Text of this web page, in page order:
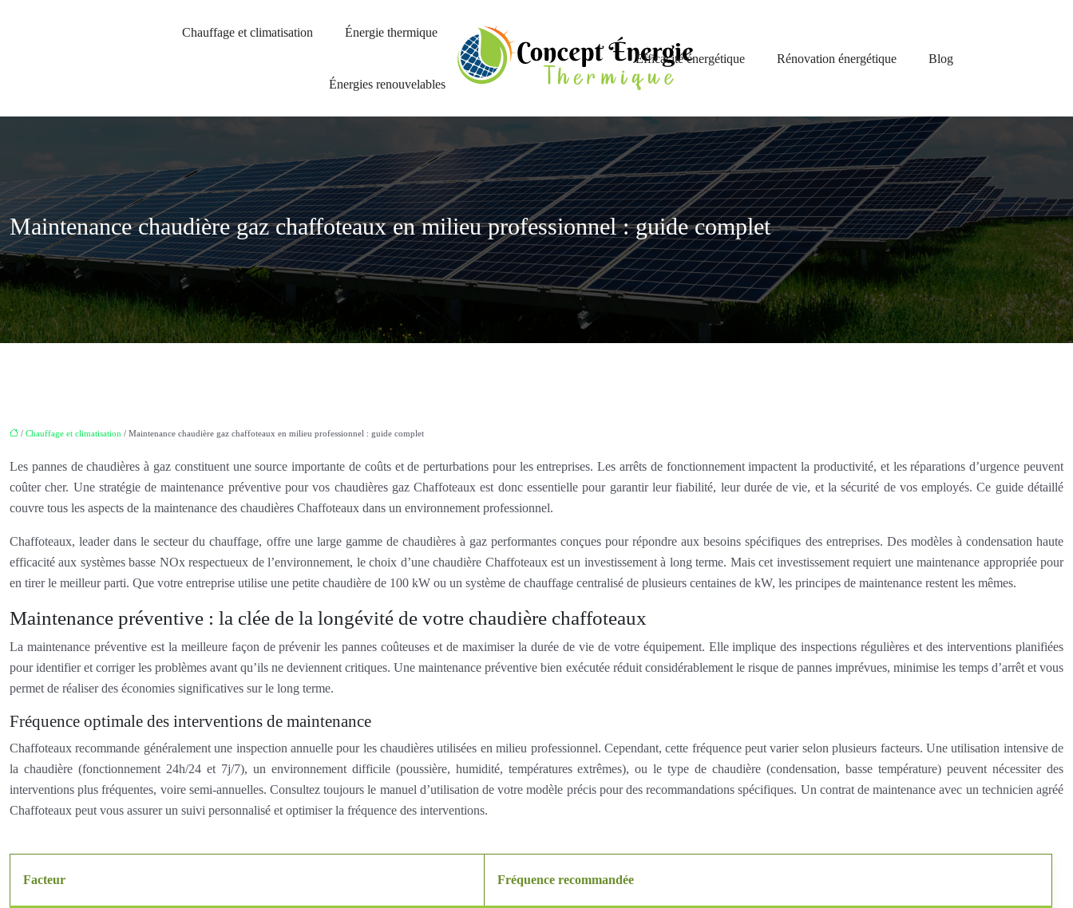
Énergie thermique
Chauffage et climatisation
Énergies renouvelables
Efficacité énergétique Rénovation énergétique Blog
Maintenance chaudière gaz chaffoteaux en milieu professionnel : guide complet
/ Chauffage et climatisation / Maintenance chaudière gaz chaffoteaux en milieu professionnel : guide complet
Les pannes de chaudières à gaz constituent une source importante de coûts et de perturbations pour les entreprises. Les arrêts de fonctionnement impactent la productivité, et les réparations d’urgence peuvent
coûter cher. Une stratégie de maintenance préventive pour vos chaudières gaz Chaffoteaux est donc essentielle pour garantir leur fiabilité, leur durée de vie, et la sécurité de vos employés. Ce guide détaillé
couvre tous les aspects de la maintenance des chaudières Chaffoteaux dans un environnement professionnel.
Chaffoteaux, leader dans le secteur du chauffage, offre une large gamme de chaudières à gaz performantes conçues pour répondre aux besoins spécifiques des entreprises. Des modèles à condensation haute
efficacité aux systèmes basse NOx respectueux de l’environnement, le choix d’une chaudière Chaffoteaux est un investissement à long terme. Mais cet investissement requiert une maintenance appropriée pour
en tirer le meilleur parti. Que votre entreprise utilise une petite chaudière de 100 kW ou un système de chauffage centralisé de plusieurs centaines de kW, les principes de maintenance restent les mêmes.
Maintenance préventive : la clée de la longévité de votre chaudière chaffoteaux
La maintenance préventive est la meilleure façon de prévenir les pannes coûteuses et de maximiser la durée de vie de votre équipement. Elle implique des inspections régulières et des interventions planifiées
pour identifier et corriger les problèmes avant qu’ils ne deviennent critiques. Une maintenance préventive bien exécutée réduit considérablement le risque de pannes imprévues, minimise les temps d’arrêt et vous
permet de réaliser des économies significatives sur le long terme.
Fréquence optimale des interventions de maintenance
Chaffoteaux recommande généralement une inspection annuelle pour les chaudières utilisées en milieu professionnel. Cependant, cette fréquence peut varier selon plusieurs facteurs. Une utilisation intensive de
la chaudière (fonctionnement 24h/24 et 7j/7), un environnement difficile (poussière, humidité, températures extrêmes), ou le type de chaudière (condensation, basse température) peuvent nécessiter des
interventions plus fréquentes, voire semi-annuelles. Consultez toujours le manuel d’utilisation de votre modèle précis pour des recommandations spécifiques. Un contrat de maintenance avec un technicien agréé
Chaffoteaux peut vous assurer un suivi personnalisé et optimiser la fréquence des interventions.
Facteur Fréquence recommandée